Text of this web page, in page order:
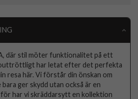
där stil möter funktionalitet på ett
har letat efter det perfekta
resa här. Vi förstår din önskan om
ger skydd utan också är en
har vi skräddarsytt en kollektion